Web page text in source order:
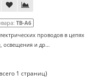
TB-A6
проводов в цепях
освещения и др...
1 страниц)